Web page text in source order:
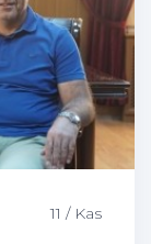
11 / Kas